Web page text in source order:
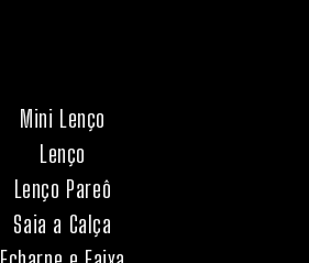
Mini Lenço
Lenço
Lenço Pareô
Saia a Calça